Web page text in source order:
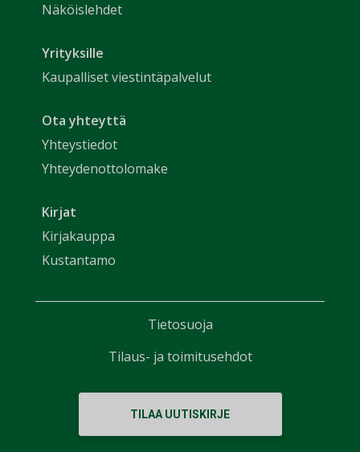
Näköislehdet
Yrityksille
Kaupalliset viestintäpalvelut
Ota yhteyttä
Yhteystiedot
Yhteydenottolomake
Kirjat
Kirjakauppa
Kustantamo
TILAA UUTISKIRJE
Tietosuoja
Tilaus- ja toimitusehdot